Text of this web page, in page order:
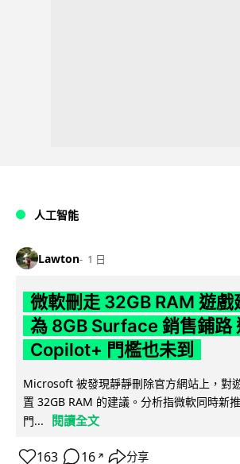
人工智能
Lawton 1 日
微軟刪走 32GB RAM 遊戲
為 8GB Surface 銷售鋪路
Copilot+ 門檻也未到
Microsoft 被發現靜靜刪除官方網站上，對
置 32GB RAM 的建議。分析指微軟同時新
門...
閱讀全文
163 16 ↗ 分享